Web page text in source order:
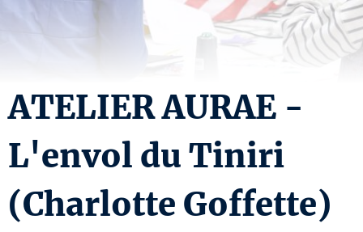
ATELIER AURAE -
L'envol du Tiniri
(Charlotte Goffette)